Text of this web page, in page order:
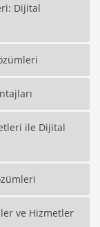
Dijital
ile Dijital
ve Hizmetler